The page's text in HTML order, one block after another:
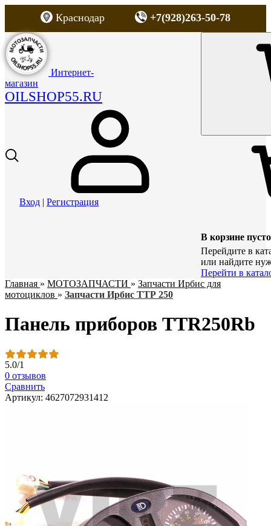
Краснодар +7(928)263-50-78
Интернет-
магазин
OILSHOP55.RU
Вход | Регистрация
В корзине пусто
Перейдите в
или найдите
Перейти в
Главная » МОТОЗАПЧАСТИ » Запчасти Ирбис для
мотоциклов » Запчасти Ирбис ТТР 250
Панель приборов TTR250Rb
5.0/1
0 отзывов
Сравнить
Артикул: 4627072931412